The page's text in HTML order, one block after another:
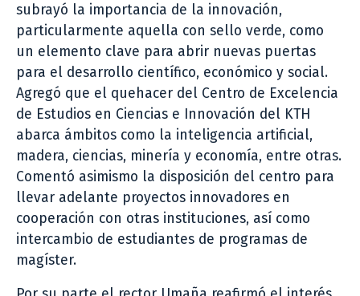
subrayó la importancia de la innovación,
particularmente aquella con sello verde, como
un elemento clave para abrir nuevas puertas
para el desarrollo científico, económico y social.
Agregó que el quehacer del Centro de Excelencia
de Estudios en Ciencias e Innovación del KTH
abarca ámbitos como la inteligencia artificial,
madera, ciencias, minería y economía, entre otras.
Comentó asimismo la disposición del centro para
llevar adelante proyectos innovadores en
cooperación con otras instituciones, así como
intercambio de estudiantes de programas de
magíster.